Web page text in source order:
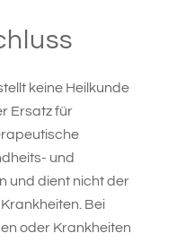
keine Heilkunde
Ersatz für
und
und dient nicht der
Bei
oder Krankheiten